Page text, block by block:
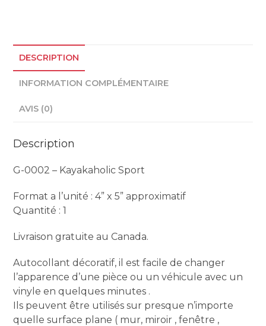
DESCRIPTION
INFORMATION COMPLÉMENTAIRE
AVIS (0)
Description
G-0002 – Kayakaholic Sport
Format a l’unité : 4” x 5” approximatif
Quantité : 1
Livraison gratuite au Canada.
Autocollant décoratif, il est facile de changer
l’apparence d’une pièce ou un véhicule avec un
vinyle en quelques minutes .
Ils peuvent être utilisés sur presque n’importe
quelle surface plane ( mur, miroir , fenêtre ,